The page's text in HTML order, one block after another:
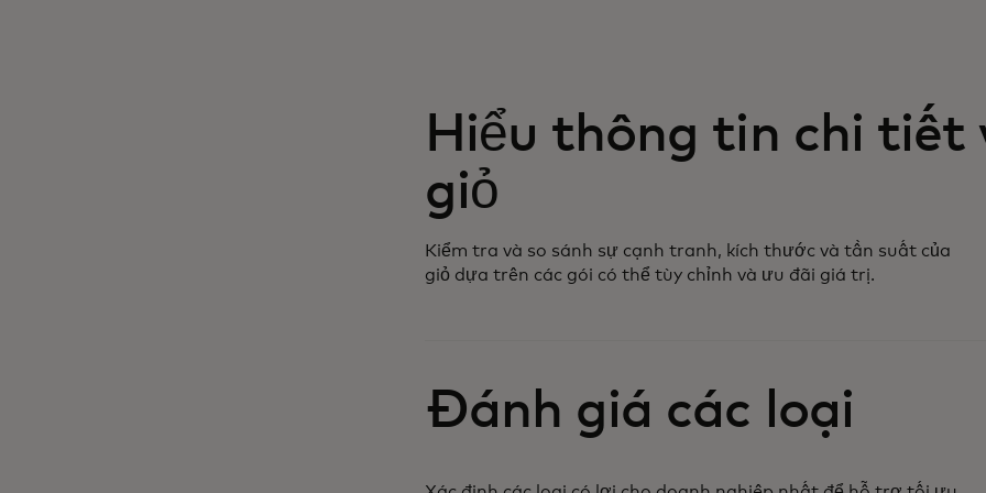
Hiểu thông tin chi tiết
giỏ
Kiểm tra và so sánh sự cạnh tranh, kích thước và tần suất của
giỏ dựa trên các gói có thể tùy chỉnh và ưu đãi giá trị.
Đánh giá các loại